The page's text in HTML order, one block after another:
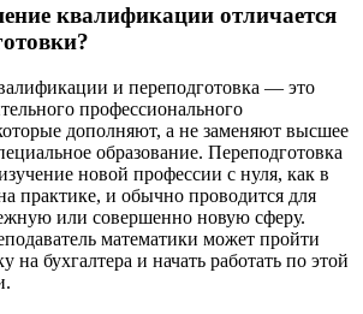
квалификации отличается
и переподготовка — это
профессионального
дополняют, а не заменяют высшее
образование. Переподготовка
новой профессии с нуля, как в
практике, и обычно проводится для
или совершенно новую сферу.
математики может пройти
на бухгалтера и начать работать по этой